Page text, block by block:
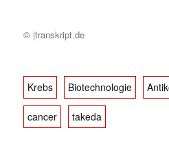
© |transkript.de
Krebs Biotechnologie
cancer takeda